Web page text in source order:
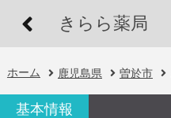
きらら薬局
ホーム 鹿児島県 曽於市
基本情報